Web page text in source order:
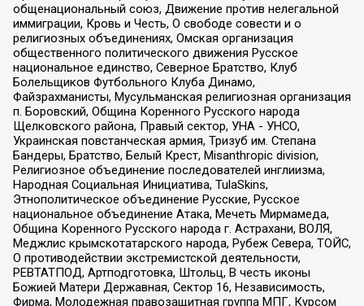
общенациональный союз, Движение против нелегальной
иммиграции, Кровь и Честь, О свободе совести и о
религиозных объединениях, Омская организация
общественного политического движения Русское
национальное единство, Северное Братство, Клуб
Болельщиков Футбольного Клуба Динамо,
Файзрахманисты, Мусульманская религиозная организация
п. Боровский, Община Коренного Русского народа
Щелковского района, Правый сектор, УНА - УНСО,
Украинская повстанческая армия, Тризуб им. Степана
Бандеры, Братство, Белый Крест, Misanthropic division,
Религиозное объединение последователей инглиизма,
Народная Социальная Инициатива, TulaSkins,
Этнополитическое объединение Русские, Русское
национальное объединение Атака, Мечеть Мирмамеда,
Община Коренного Русского народа г. Астрахани, ВОЛЯ,
Меджлис крымскотатарского народа, Рубеж Севера, ТОЙС,
О противодействии экстремистской деятельности,
РЕВТАТПОД, Артподготовка, Штольц, В честь иконы
Божией Матери Державная, Сектор 16, Независимость,
Фирма, Молодежная правозащитная группа МПГ, Курсом